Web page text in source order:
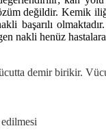
değildir.
başarılı
nakli henüz
demir birikir.